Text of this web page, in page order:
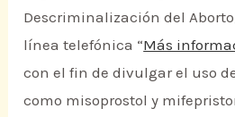
Descriminalización del
línea telefónica “Más
con el fin de divulgar el uso
como misoprostol y